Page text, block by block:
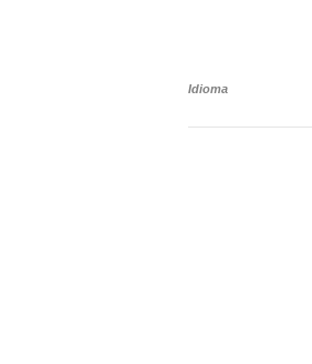
Idioma